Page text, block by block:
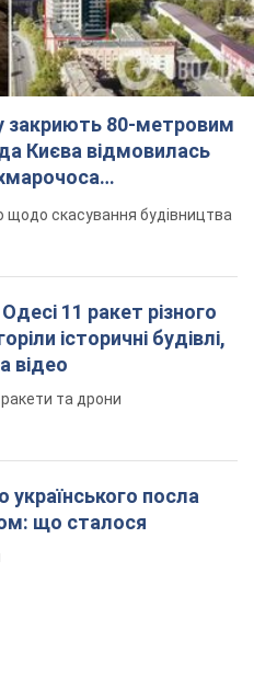
закриють 80-метровим
Києва відмовилась
щодо скасування будівництва
11 ракет різного
історичні будівлі,
відео
та дрони
українського посла
що сталося